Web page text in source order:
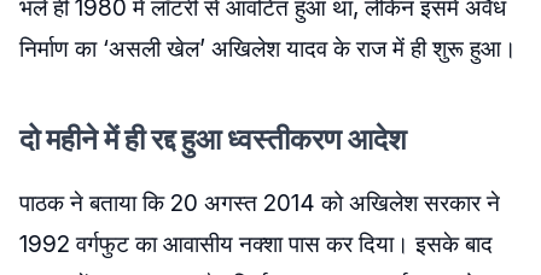
भले ही 1980 में लॉटरी से आवंटित हुआ था, लेकिन इसमें अवैध
निर्माण का ‘असली खेल’ अखिलेश यादव के राज में ही शुरू हुआ।
दो महीने में ही रद्द हुआ ध्वस्तीकरण आदेश
पाठक ने बताया कि 20 अगस्त 2014 को अखिलेश सरकार ने
1992 वर्गफुट का आवासीय नक्शा पास कर दिया। इसके बाद